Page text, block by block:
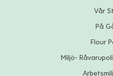
Vår
På
Flour
Miljö-